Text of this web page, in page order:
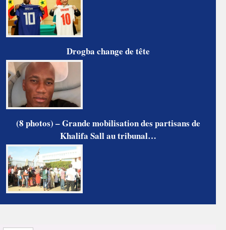
Drogba change de tête
(8 photos) – Grande mobilisation des partisans de
Khalifa Sall au tribunal…